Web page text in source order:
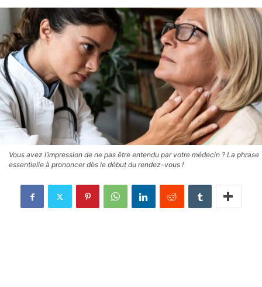
Vous avez l’impression de ne pas être entendu par votre médecin ? La phrase
essentielle à prononcer dès le début du rendez-vous !